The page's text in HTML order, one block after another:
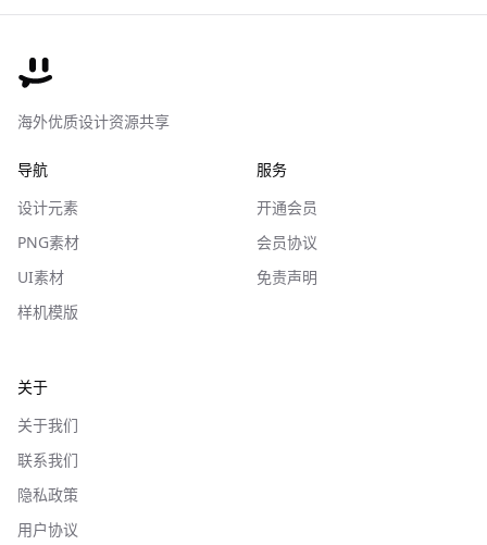
海外优质设计资源共享
导航
设计元素
PNG素材
UI素材
样机模版
服务
开通会员
会员协议
免责声明
关于
关于我们
联系我们
隐私政策
用户协议